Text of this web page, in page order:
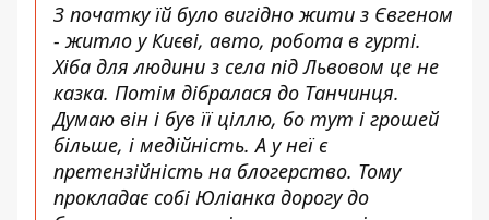
З початку їй було вигідно жити з Євгеном
- житло у Києві, авто, робота в гурті.
Хіба для людини з села під Львовом це не
казка. Потім дібралася до Танчинця.
Думаю він і був її ціллю, бо тут і грошей
більше, і медійність. А у неї є
претензійність на блогерство. Тому
прокладає собі Юліанка дорогу до